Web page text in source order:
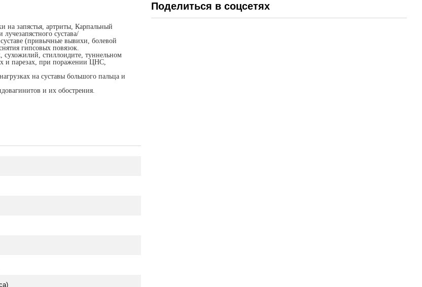
на запястья, артриты, Карпальный
сустава/
(привычные вывихи, болевой
гипсовых повязок.
сухожилий, стиллоидите, туннельном
и парезах, при поражении ЦНС,
на суставы большого пальца и
и их обострения.
Поделиться в соцсетях